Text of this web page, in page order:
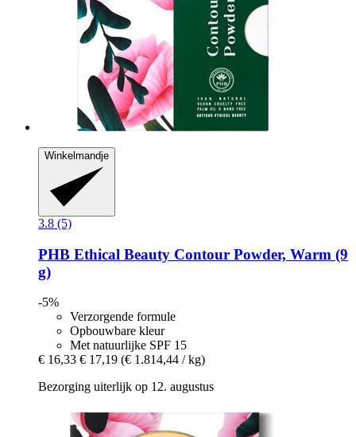
Winkelmandje
3.8 (5)
PHB Ethical Beauty Contour Powder, Warm (9
g)
-5%
Verzorgende formule
Opbouwbare kleur
Met natuurlijke SPF 15
€ 16,33 € 17,19 (€ 1.814,44 / kg)
Bezorging uiterlijk op 12. augustus